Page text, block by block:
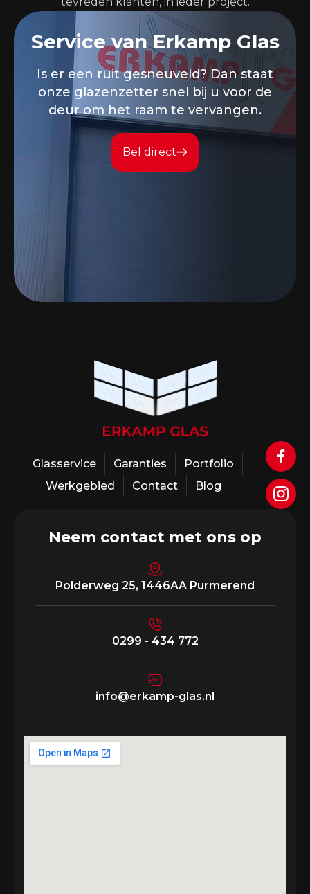
Service van Erkamp Glas
Is er een ruit gesneuveld? Dan staat
onze glazenzetter snel bij u voor de
deur om het raam te vervangen.
Bel direct
Glasservice Garanties
Portfolio
Werkgebied
Contact Blog
Neem contact met ons op
Polderweg 25, 1446AA Purmerend
0299 - 434 772
info@erkamp-glas.nl